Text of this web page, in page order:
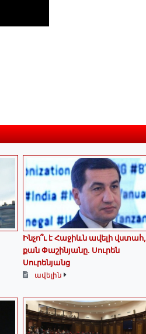
Ինչո՞ւ է Հաջիևն ավելի վստահ,
քան Փաշինյանը․ Սուրեն
Սուրենյանց
ավելին